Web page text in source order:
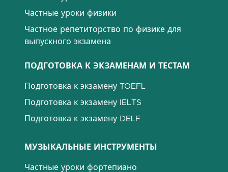
Частные уроки физики
Частное репетиторство по физике для
выпускного экзамена
ПОДГОТОВКА К ЭКЗАМЕНАМ И ТЕСТАМ
Подготовка к экзамену TOEFL
Подготовка к экзамену IELTS
Подготовка к экзамену DELF
МУЗЫКАЛЬНЫЕ ИНСТРУМЕНТЫ
Частные уроки фортепиано